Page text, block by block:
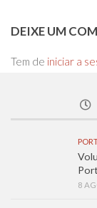
DEIXE UM
Tem de iniciar a
8